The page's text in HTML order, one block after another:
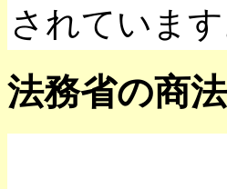
されています
法務省の商